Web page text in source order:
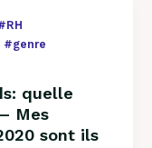
#genre
quelle
Mes
sont ils